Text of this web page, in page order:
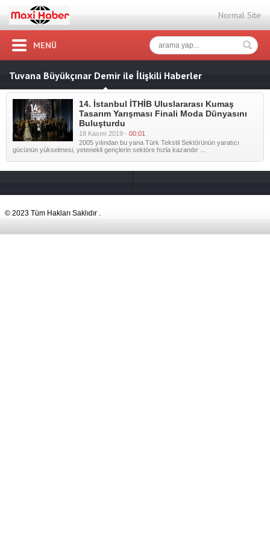
Normal Site
MENÜ
Tuvana Büyükçınar Demir ile İlişkili Haberler
14. İstanbul İTHİB Uluslararası Kumaş
Tasarım Yarışması Finali Moda Dünyasını
Buluşturdu
18 Kasım 2019 - 00:01
2005 yılından bu yana Türk Tekstil Sektörünün yaratıcı
gücünün yükselmesi, yetenekli gençlerin sektöre hızla kazandır ...
© 2023 Tüm Hakları Saklıdır .